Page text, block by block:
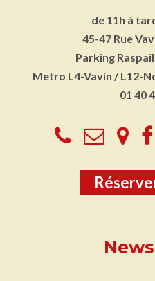
de 11h à
45-47 Rue
Parking
Metro L4-Vavin / L12-
01 40